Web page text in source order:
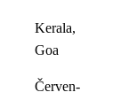
Kerala,
Goa
Červen-